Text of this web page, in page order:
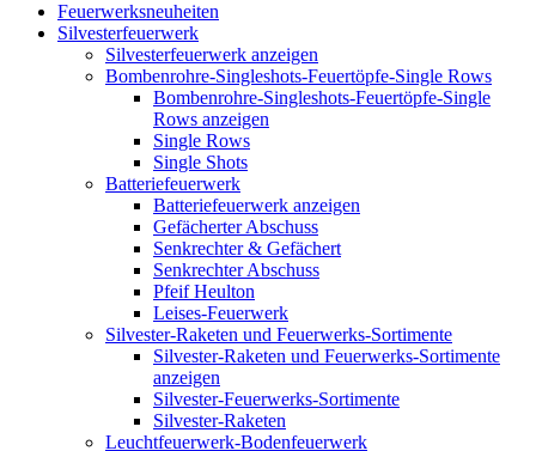
Feuerwerksneuheiten
Silvesterfeuerwerk
Silvesterfeuerwerk anzeigen
Bombenrohre-Singleshots-Feuertöpfe-Single Rows
Bombenrohre-Singleshots-Feuertöpfe-Single
Rows anzeigen
Single Rows
Single Shots
Batteriefeuerwerk
Batteriefeuerwerk anzeigen
Gefächerter Abschuss
Senkrechter & Gefächert
Senkrechter Abschuss
Pfeif Heulton
Leises-Feuerwerk
Silvester-Raketen und Feuerwerks-Sortimente
Silvester-Raketen und Feuerwerks-Sortimente
anzeigen
Silvester-Feuerwerks-Sortimente
Silvester-Raketen
Leuchtfeuerwerk-Bodenfeuerwerk